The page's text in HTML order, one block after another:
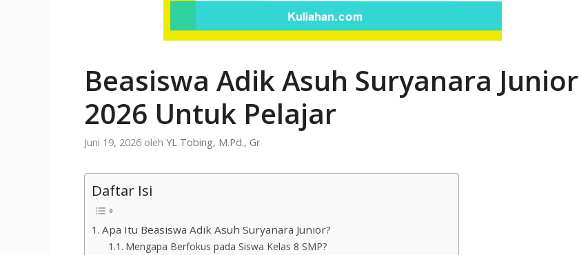
Beasiswa Adik Asuh Suryanara Junior
2026 Untuk Pelajar
Juni 19, 2026 oleh YL Tobing, M.Pd., Gr
Daftar Isi
Apa Itu Beasiswa Adik Asuh Suryanara Junior?
Mengapa Berfokus pada Siswa Kelas 8 SMP?